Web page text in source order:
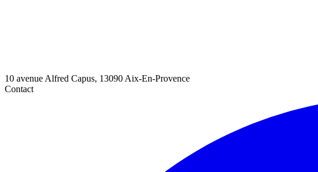
10 avenue Alfred Capus, 13090 Aix-En-Provence
Contact